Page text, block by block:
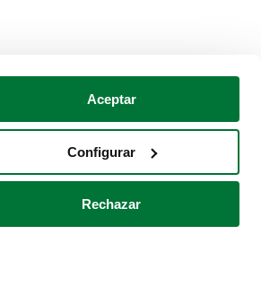
Aceptar
Configurar
Rechazar